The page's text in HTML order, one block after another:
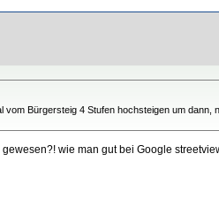
Bürgersteig 4 Stufen hochsteigen um
wie man gut bei Google